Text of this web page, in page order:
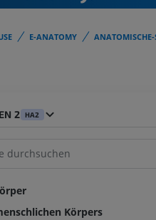
E-ANATOMY ANATOMISCHE-
2 HA2
Körpers